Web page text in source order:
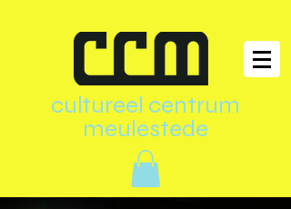
cultureel centrum
meulestede